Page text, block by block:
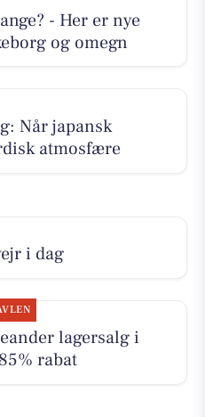
- Her er nye
og omegn
Når japansk
atmosfære
i dag
lagersalg i
rabat